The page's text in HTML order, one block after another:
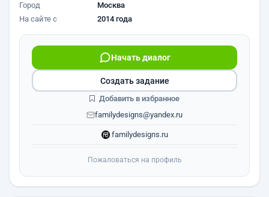
Город
Москва
На сайте с
2014 года
Начать диалог
familydesigns@yandex.ru
familydesigns.ru
Создать задание
Добавить в избранное
Пожаловаться на профиль